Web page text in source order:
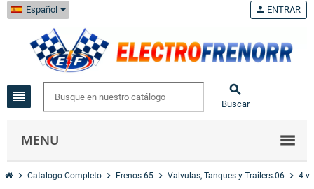
Español
view_headline 
Buscar
person ENTRAR
MENU
chevron_right Catalogo Completo chevron_right Frenos 65 chevron_right Valvulas, Tanques y Trailers.06 chevron_right 4